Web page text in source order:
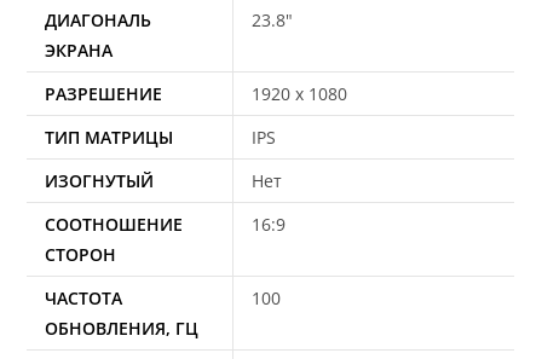
ДИАГОНАЛЬ
ЭКРАНА
23.8"
РАЗРЕШЕНИЕ
1920 x 1080
ТИП МАТРИЦЫ
IPS
ИЗОГНУТЫЙ
Нет
СООТНОШЕНИЕ
СТОРОН
16:9
ЧАСТОТА
ОБНОВЛЕНИЯ, ГЦ
100